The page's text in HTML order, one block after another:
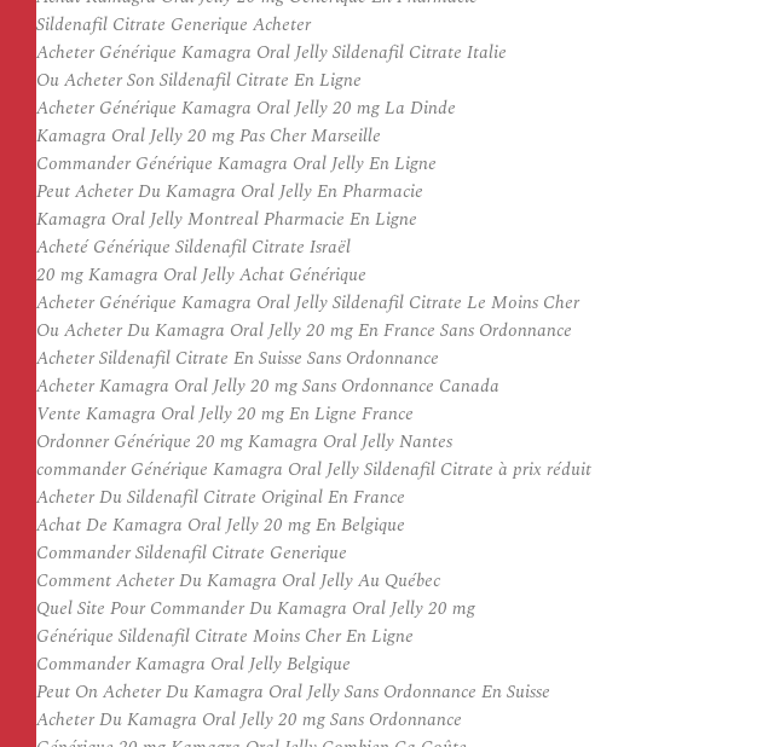
Sildenafil Citrate Generique Acheter
Acheter Générique Kamagra Oral Jelly Sildenafil Citrate Italie
Ou Acheter Son Sildenafil Citrate En Ligne
Acheter Générique Kamagra Oral Jelly 20 mg La Dinde
Kamagra Oral Jelly 20 mg Pas Cher Marseille
Commander Générique Kamagra Oral Jelly En Ligne
Peut Acheter Du Kamagra Oral Jelly En Pharmacie
Kamagra Oral Jelly Montreal Pharmacie En Ligne
Acheté Générique Sildenafil Citrate Israël
20 mg Kamagra Oral Jelly Achat Générique
Acheter Générique Kamagra Oral Jelly Sildenafil Citrate Le Moins Cher
Ou Acheter Du Kamagra Oral Jelly 20 mg En France Sans Ordonnance
Acheter Sildenafil Citrate En Suisse Sans Ordonnance
Acheter Kamagra Oral Jelly 20 mg Sans Ordonnance Canada
Vente Kamagra Oral Jelly 20 mg En Ligne France
Ordonner Générique 20 mg Kamagra Oral Jelly Nantes
commander Générique Kamagra Oral Jelly Sildenafil Citrate à prix réduit
Acheter Du Sildenafil Citrate Original En France
Achat De Kamagra Oral Jelly 20 mg En Belgique
Commander Sildenafil Citrate Generique
Comment Acheter Du Kamagra Oral Jelly Au Québec
Quel Site Pour Commander Du Kamagra Oral Jelly 20 mg
Générique Sildenafil Citrate Moins Cher En Ligne
Commander Kamagra Oral Jelly Belgique
Peut On Acheter Du Kamagra Oral Jelly Sans Ordonnance En Suisse
Acheter Du Kamagra Oral Jelly 20 mg Sans Ordonnance